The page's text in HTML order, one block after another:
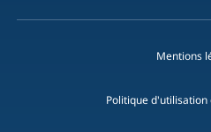
Mentions
Politique d'utilisation